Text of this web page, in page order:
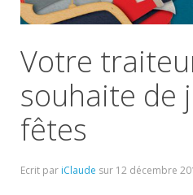
Votre
souhaite de
fêtes
Ecrit par iClaude sur 12 décembre